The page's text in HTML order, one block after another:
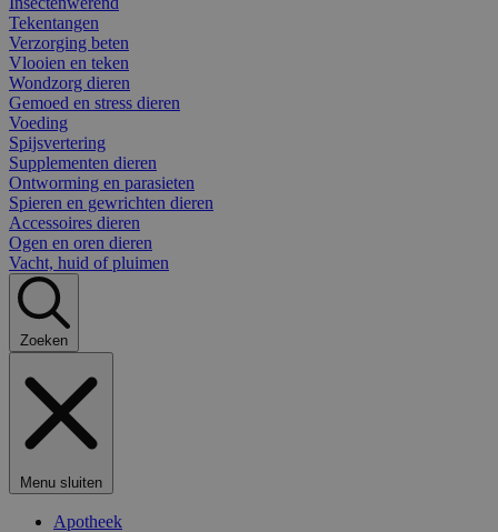
Tekentangen
Verzorging beten
Vlooien en teken
Wondzorg dieren
Gemoed en stress dieren
Voeding
Spijsvertering
Supplementen dieren
Ontworming en parasieten
Spieren en gewrichten dieren
Accessoires dieren
Ogen en oren dieren
Vacht, huid of pluimen
Zoeken
Menu sluiten
Apotheek